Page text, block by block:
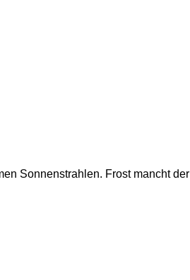
Sonnenstrahlen. Frost mancht der